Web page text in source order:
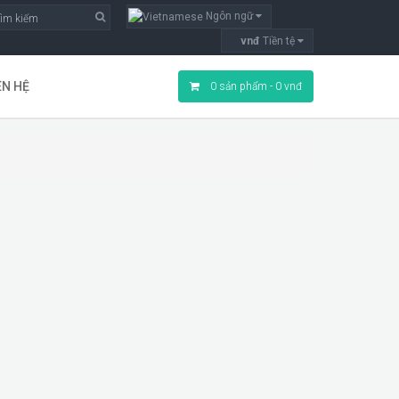
Ngôn ngữ
vnđ Tiền tệ
HỆ 0 sản phẩm - 0 vnđ